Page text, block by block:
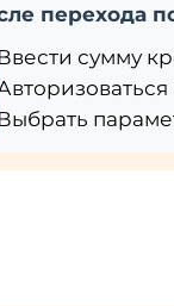
перехода
Ввести сумму
Выбрать